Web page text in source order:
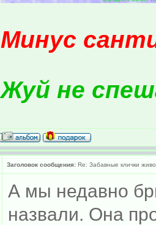
Минус
Жуй не
Заголовок сообщения: Re: Забавные клички
А мы недавно
назвали. Она